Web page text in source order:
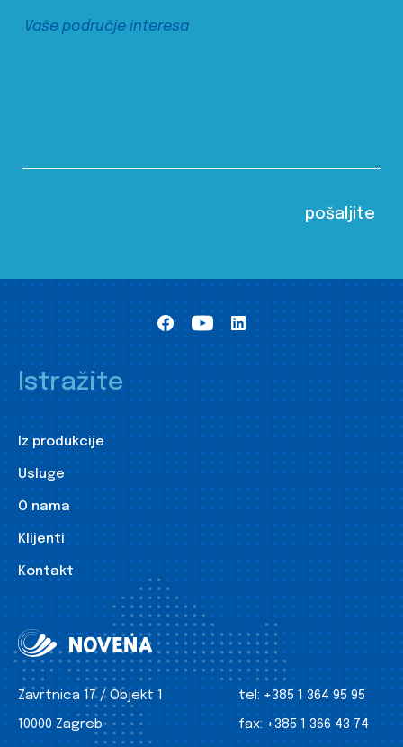
Istražite
Iz produkcije
Usluge
O nama
Klijenti
Kontakt
Zavrtnica 17 / Objekt 1
10000 Zagreb
tel: +385 1 364 95 95
fax: +385 1 366 43 74